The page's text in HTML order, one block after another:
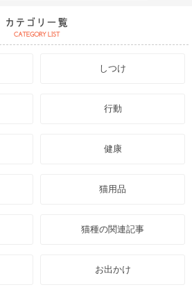
しつけ
行動
健康
猫用品
猫種の関連記事
お出かけ